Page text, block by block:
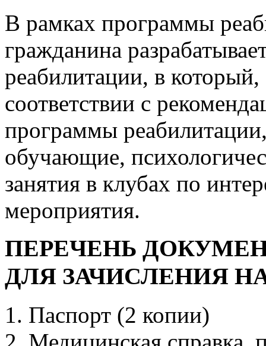
В рамках программы
гражданина
реабилитации, в
соответствии с
программы
обучающие,
занятия в клубах по
мероприятия.
ПЕРЕЧЕНЬ
ДЛЯ ЗАЧИСЛЕНИЯ
Паспорт (2 копии)